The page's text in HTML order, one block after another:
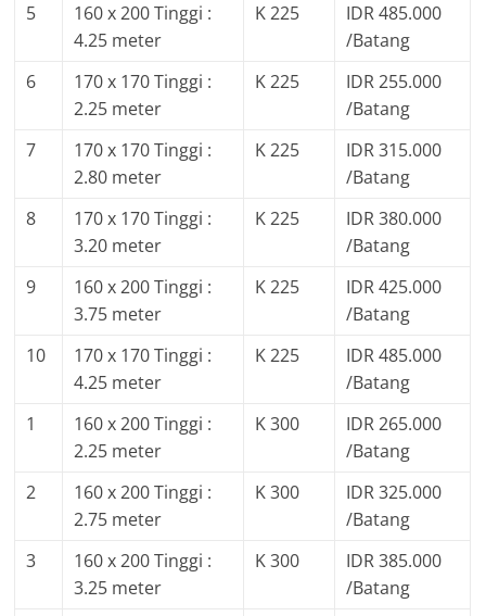
5
160 x 200 Tinggi :
4.25 meter
K 225
IDR 485.000
/Batang
6
170 x 170 Tinggi :
2.25 meter
K 225
IDR 255.000
/Batang
7
170 x 170 Tinggi :
2.80 meter
K 225
IDR 315.000
/Batang
8
170 x 170 Tinggi :
3.20 meter
K 225
IDR 380.000
/Batang
9
160 x 200 Tinggi :
3.75 meter
K 225
IDR 425.000
/Batang
10
170 x 170 Tinggi :
4.25 meter
K 225
IDR 485.000
/Batang
1
160 x 200 Tinggi :
2.25 meter
K 300
IDR 265.000
/Batang
2
160 x 200 Tinggi :
2.75 meter
K 300
IDR 325.000
/Batang
3
160 x 200 Tinggi :
3.25 meter
K 300
IDR 385.000
/Batang